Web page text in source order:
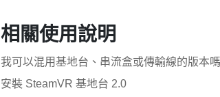
相關使用說明
我可以混用基地台、串流盒或傳輸線的版本嗎
安裝 SteamVR 基地台 2.0